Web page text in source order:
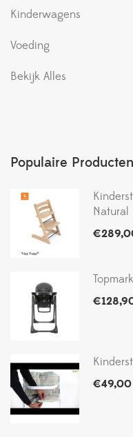
Kinderwagens
Voeding
Bekijk Alles
Populaire Producten
Natural
€
€
€49,00